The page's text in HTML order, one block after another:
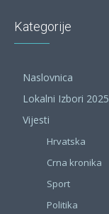
Kategorije
Naslovnica
Lokalni Izbori 2025
Vijesti
Hrvatska
Crna kronika
Sport
Politika